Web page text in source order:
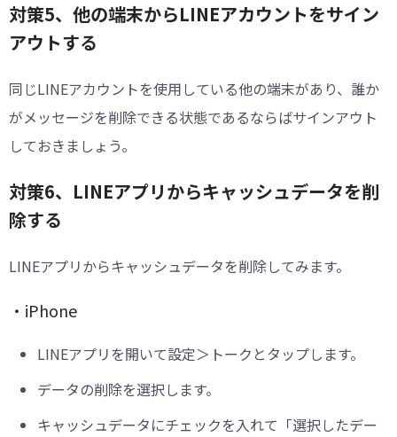
対策5、他の端末からLINEアカウントをサイン
アウトする
同じLINEアカウントを使用している他の端末があり、誰か
がメッセージを削除できる状態であるならばサインアウト
しておきましょう。
対策6、LINEアプリからキャッシュデータを削
除する
LINEアプリからキャッシュデータを削除してみます。
・iPhone
LINEアプリを開いて設定＞トークとタップします。
データの削除を選択します。
キャッシュデータにチェックを入れて「選択したデー